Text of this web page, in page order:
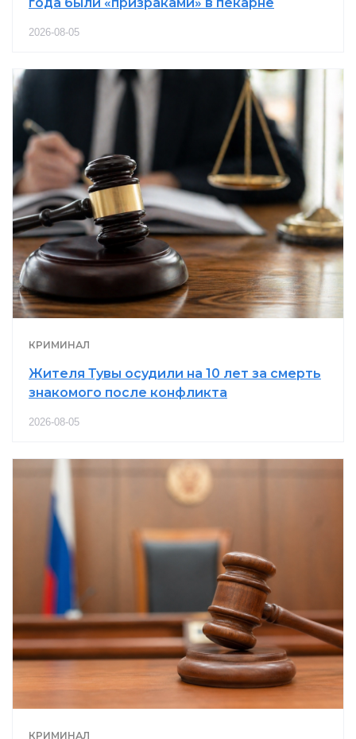
2026-08-05
КРИМИНАЛ
Жителя Тувы осудили на 10 лет за смерть
знакомого после конфликта
2026-08-05
КРИМИНАЛ